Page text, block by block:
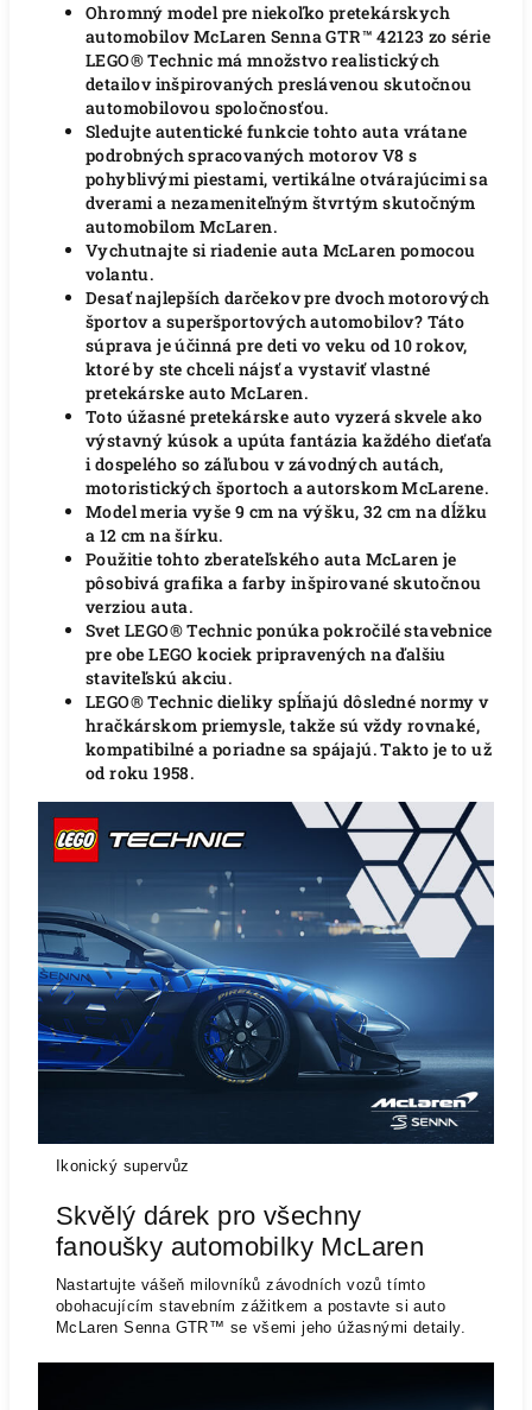
Ohromný model pre niekoľko pretekárskych
automobilov McLaren Senna GTR™ 42123 zo série
LEGO® Technic má množstvo realistických
detailov inšpirovaných preslávenou skutočnou
automobilovou spoločnosťou.
Sledujte autentické funkcie tohto auta vrátane
podrobných spracovaných motorov V8 s
pohyblivými piestami, vertikálne otvárajúcimi sa
dverami a nezameniteľným štvrtým skutočným
automobilom McLaren.
Vychutnajte si riadenie auta McLaren pomocou
volantu.
Desať najlepších darčekov pre dvoch motorových
športov a superšportových automobilov? Táto
súprava je účinná pre deti vo veku od 10 rokov,
ktoré by ste chceli nájsť a vystaviť vlastné
pretekárske auto McLaren.
Toto úžasné pretekárske auto vyzerá skvele ako
výstavný kúsok a upúta fantázia každého dieťaťa
i dospelého so záľubou v závodných autách,
motoristických športoch a autorskom McLarene.
Model meria vyše 9 cm na výšku, 32 cm na dĺžku
a 12 cm na šírku.
Použitie tohto zberateľského auta McLaren je
pôsobivá grafika a farby inšpirované skutočnou
verziou auta.
Svet LEGO® Technic ponúka pokročilé stavebnice
pre obe LEGO kociek pripravených na ďalšiu
staviteľskú akciu.
LEGO® Technic dieliky spĺňajú dôsledné normy v
hračkárskom priemysle, takže sú vždy rovnaké,
kompatibilné a poriadne sa spájajú.Takto je to už
od roku 1958.
Ikonický supervůz
Skvělý dárek pro všechny
fanoušky automobilky McLaren
Nastartujte vášeň milovníků závodních vozů tímto
obohacujícím stavebním zážitkem a postavte si auto
McLaren Senna GTR™ se všemi jeho úžasnými detaily.